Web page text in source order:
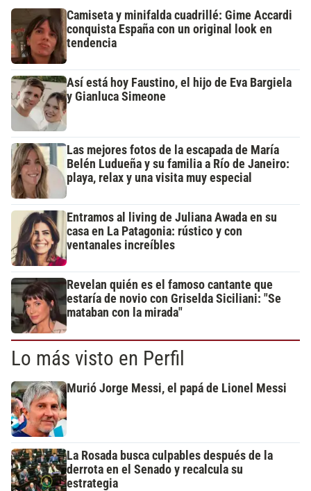
Camiseta y minifalda cuadrillé: Gime Accardi
conquista España con un original look en
tendencia
Así está hoy Faustino, el hijo de Eva Bargiela
y Gianluca Simeone
Las mejores fotos de la escapada de María
Belén Ludueña y su familia a Río de Janeiro:
playa, relax y una visita muy especial
Entramos al living de Juliana Awada en su
casa en La Patagonia: rústico y con
ventanales increíbles
Revelan quién es el famoso cantante que
estaría de novio con Griselda Siciliani: "Se
mataban con la mirada"
Lo más visto en Perfil
Murió Jorge Messi, el papá de Lionel Messi
La Rosada busca culpables después de la
derrota en el Senado y recalcula su
estrategia